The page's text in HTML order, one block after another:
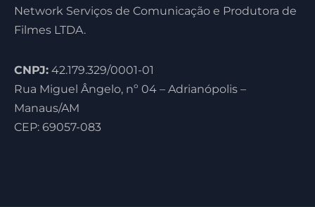
Network Serviços de Comunicação e Produtora de
Filmes LTDA.
CNPJ: 42.179.329/0001-01
Rua Miguel Ângelo, nº 04 – Adrianópolis –
Manaus/AM
CEP: 69057-083